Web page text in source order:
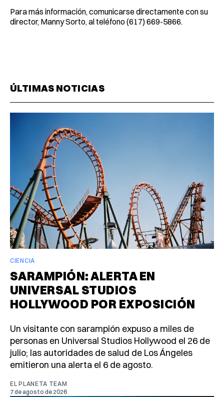
Para más información, comunicarse directamente con su
director, Manny Sorto, al teléfono (617) 669-5866.
ÚLTIMAS NOTICIAS
CIENCIA
SARAMPIÓN: ALERTA EN
UNIVERSAL STUDIOS
HOLLYWOOD POR EXPOSICIÓN
Un visitante con sarampión expuso a miles de
personas en Universal Studios Hollywood el 26 de
julio; las autoridades de salud de Los Ángeles
emitieron una alerta el 6 de agosto.
EL PLANETA TEAM
7 de agosto de 2026